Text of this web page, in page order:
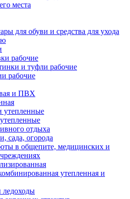
места
для обуви и средства для ухода
рабочие
и туфли рабочие
рабочие
и ПВХ
утепленные
отдыха
сада, огорода
в общепите, медицинских и
утепленная и
ледоходы